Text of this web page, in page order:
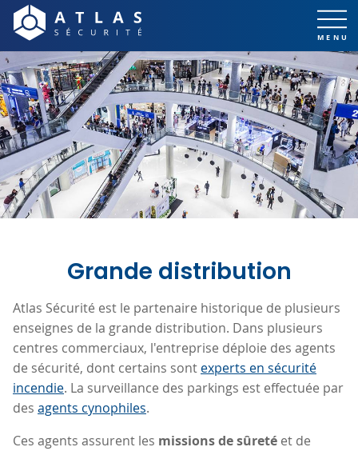
Grande distribution
Atlas Sécurité est le partenaire historique de plusieurs
enseignes de la grande distribution. Dans plusieurs
centres commerciaux, l'entreprise déploie des agents
de sécurité, dont certains sont experts en sécurité
incendie. La surveillance des parkings est effectuée par
des agents cynophiles.
Ces agents assurent les missions de sûreté et de